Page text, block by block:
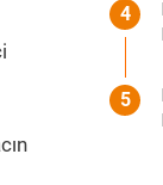
4
5